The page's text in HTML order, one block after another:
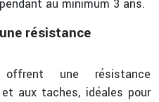
au minimum 3 ans.
résistance
une résistance
aux taches, idéales pour